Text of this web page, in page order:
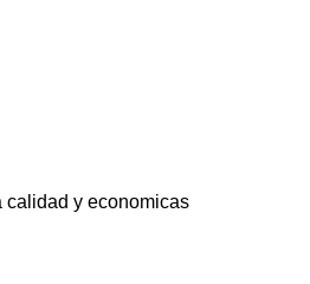
calidad y economicas